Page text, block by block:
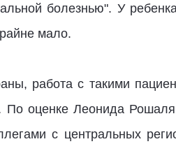
болезнью". У
мало.
работа с такими
По оценке Леонида
с центральных